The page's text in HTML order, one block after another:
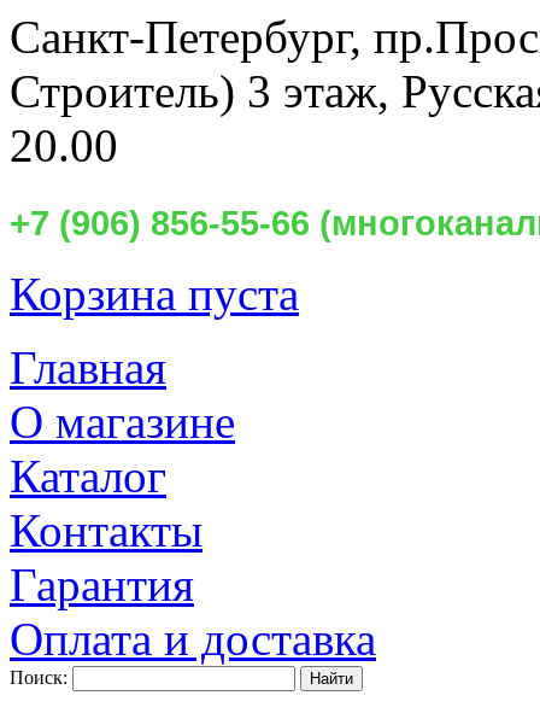
Санкт-Петербург,
Строитель) 3 этаж,
20.00
+7 (906) 856-55-66
Корзина пуста
Главная
О магазине
Каталог
Контакты
Гарантия
Оплата и доставка
Поиск: